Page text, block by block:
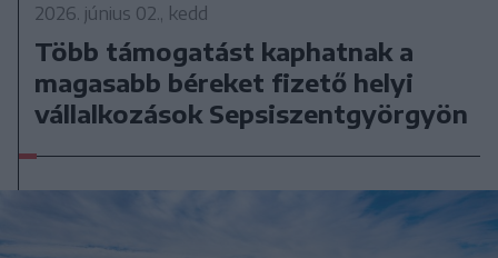
2026. június 02., kedd
Több támogatást kaphatnak a
magasabb béreket fizető helyi
vállalkozások Sepsiszentgyörgyön